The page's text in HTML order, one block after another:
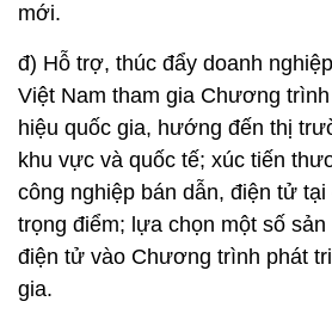
mới.
đ) Hỗ trợ, thúc đẩy doanh
Việt Nam tham gia Chương
hiệu quốc gia, hướng đến thị
khu vực và quốc tế; xúc tiến
công nghiệp bán dẫn, điện tử
trọng điểm; lựa chọn một số sản
điện tử vào Chương trình phát
gia.